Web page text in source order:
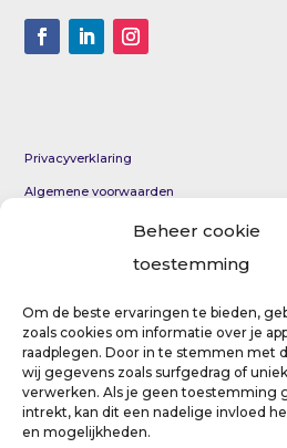
Beheer cookie
toestemming
Om de beste ervaringen te bieden,
zoals cookies om informatie over je
raadplegen. Door in te stemmen met
wij gegevens zoals surfgedrag of
verwerken. Als je geen toestemming
intrekt, kan dit een nadelige invloed
en mogelijkheden.
Privacyverklaring
Algemene voorwaarden
rust
Eerste hulp bij paniekaanval